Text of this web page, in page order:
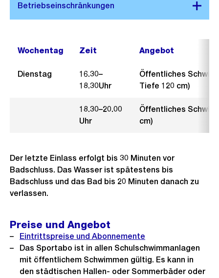
Wochentag Zeit Angebot
Dienstag
16.30–
18.30Uhr
Öffentliches
Tiefe 120 cm)
18.30–20.00
Uhr
Öffentliches
cm)
Der letzte Einlass erfolgt bis 30 Minuten vor
Badschluss. Das Wasser ist spätestens bis
Badschluss und das Bad bis 20 Minuten danach zu
verlassen.
Preise und Angebot
Eintrittspreise und Abonnemente
Das Sportabo ist in allen Schulschwimmanlagen
mit öffentlichem Schwimmen gültig. Es kann in
den städtischen Hallen- oder Sommerbäder oder